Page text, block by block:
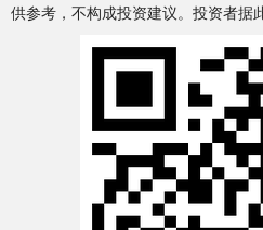
供参考，不构成投资建议。投资者据